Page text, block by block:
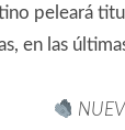
peleará
en las